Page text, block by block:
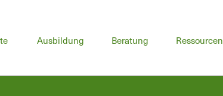
Hauptmenü
Ausbildung Beratung Ressourcen